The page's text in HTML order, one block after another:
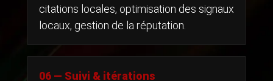
citations locales, optimisation des signaux
locaux, gestion de la réputation.
06 — Suivi & itérations